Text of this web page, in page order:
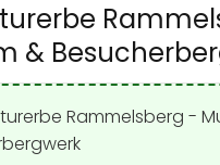
&